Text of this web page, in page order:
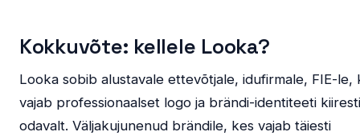
Kokkuvõte: kellele Looka?
Looka sobib alustavale ettevõtjale, idufirmale, FIE-le,
vajab professionaalset logo ja brändi-identiteeti
odavalt. Väljakujunenud brändile, kes vajab täiesti